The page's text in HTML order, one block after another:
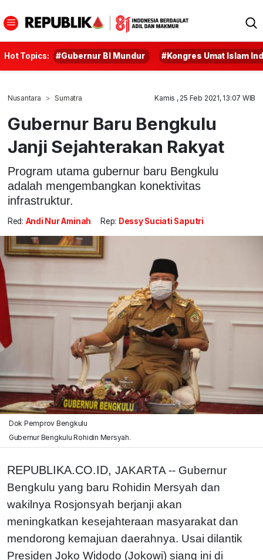
Hot Topics: #Gubernur BI Mundur #Kongres Umat Islam
Nusantara Sumatra Kamis , 25 Feb 2021, 13:07 WIB
Gubernur Baru Bengkulu
Janji Sejahterakan Rakyat
Program utama gubernur baru Bengkulu
adalah mengembangkan konektivitas
infrastruktur.
Red: Andi Nur Aminah Rep: Dessy Suciati Saputri
Dok Pemprov Bengkulu
Gubernur Bengkulu Rohidin Mersyah.
REPUBLIKA.CO.ID, JAKARTA -- Gubernur
Bengkulu yang baru Rohidin Mersyah dan
wakilnya Rosjonsyah berjanji akan
meningkatkan kesejahteraan masyarakat dan
mendorong kemajuan daerahnya. Usai dilantik
Presiden Joko Widodo (Jokowi) siang ini di